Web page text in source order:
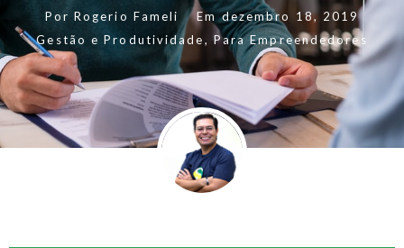
Por Rogerio Fameli Em dezembro 18, 2019
Gestão e Produtividade,Para Empreendedores